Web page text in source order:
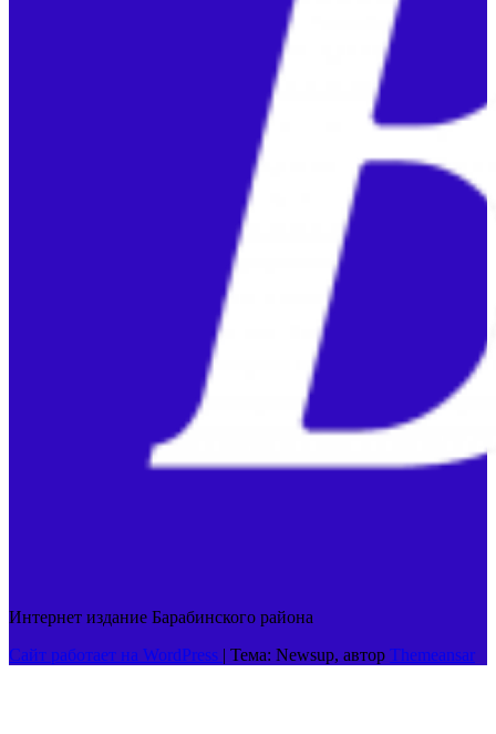
Интернет издание Барабинского района
Сайт работает на WordPress | Тема: Newsup, автор Themeansar